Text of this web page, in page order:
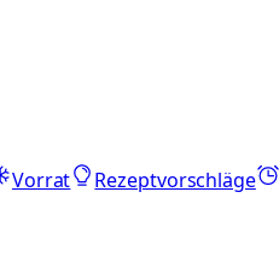
Vorrat Rezeptvorschläge